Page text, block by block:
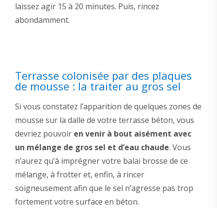
laissez agir 15 à 20 minutes. Puis, rincez
abondamment.
Terrasse colonisée par des plaques
de mousse : la traiter au gros sel
Si vous constatez l’apparition de quelques zones de
mousse sur la dalle de votre terrasse béton, vous
devriez pouvoir en venir à bout aisément avec
un mélange de gros sel et d’eau chaude. Vous
n’aurez qu’à imprégner votre balai brosse de ce
mélange, à frotter et, enfin, à rincer
soigneusement afin que le sel n’agresse pas trop
fortement votre surface en béton.